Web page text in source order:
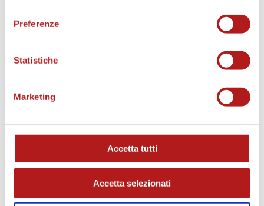
Preferenze
Statistiche
Marketing
Accetta tutti
Accetta selezionati
MATCH PROGRAM